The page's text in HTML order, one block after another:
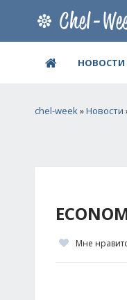
НОВОСТИ
chel-week»Новости
Мне